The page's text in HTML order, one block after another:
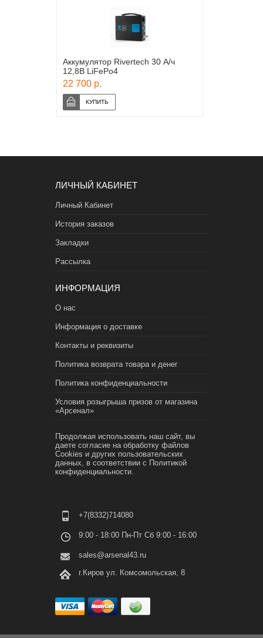
Аккумулятор Rivertech 30 А/ч
12,8В LiFePo4
22 700 р.
ЛИЧНЫЙ КАБИНЕТ
Личный Кабинет
История заказов
Закладки
Рассылка
ИНФОРМАЦИЯ
О нас
Информация о доставке
Контакты и реквизиты
Политика возврата товара и денег
Политика конфиденциальности
Условия розыгрыша призов от магазина
«Арсенал»
Продолжая использовать наш сайт, вы
даете согласие на обработку файлов
Cookies и других пользовательских
данных, в соответствии с Политикой
конфиденциальности.
+7(8332)714080
9:00 - 18:00 Пн-Пт Сб 9:00 - 16:00
sales@arsenal43.ru
г.Киров ул. Комсомольская, 8